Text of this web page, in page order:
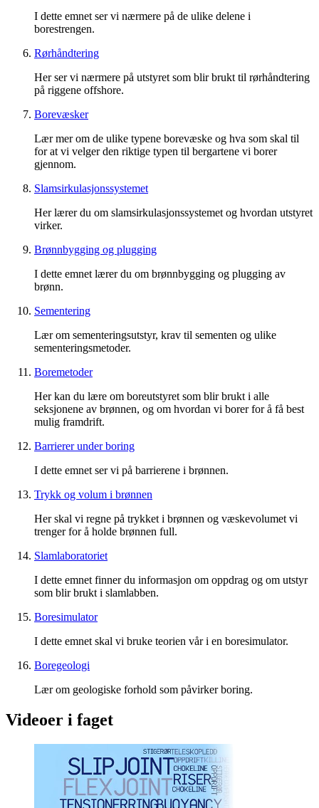
I dette emnet ser vi nærmere på de ulike delene i
borestrengen.
Rørhåndtering
Her ser vi nærmere på utstyret som blir brukt til rørhåndtering
på riggene offshore.
Borevæsker
Lær mer om de ulike typene borevæske og hva som skal til
for at vi velger den riktige typen til bergartene vi borer
gjennom.
Slamsirkulasjonssystemet
Her lærer du om slamsirkulasjonssystemet og hvordan utstyret
virker.
Brønnbygging og plugging
I dette emnet lærer du om brønnbygging og plugging av
brønn.
Sementering
Lær om sementeringsutstyr, krav til sementen og ulike
sementeringsmetoder.
Boremetoder
Her kan du lære om boreutstyret som blir brukt i alle
seksjonene av brønnen, og om hvordan vi borer for å få best
mulig framdrift.
Barrierer under boring
I dette emnet ser vi på barrierene i brønnen.
Trykk og volum i brønnen
Her skal vi regne på trykket i brønnen og væskevolumet vi
trenger for å holde brønnen full.
Slamlaboratoriet
I dette emnet finner du informasjon om oppdrag og om utstyr
som blir brukt i slamlabben.
Boresimulator
I dette emnet skal vi bruke teorien vår i en boresimulator.
Boregeologi
Lær om geologiske forhold som påvirker boring.
Videoer i faget